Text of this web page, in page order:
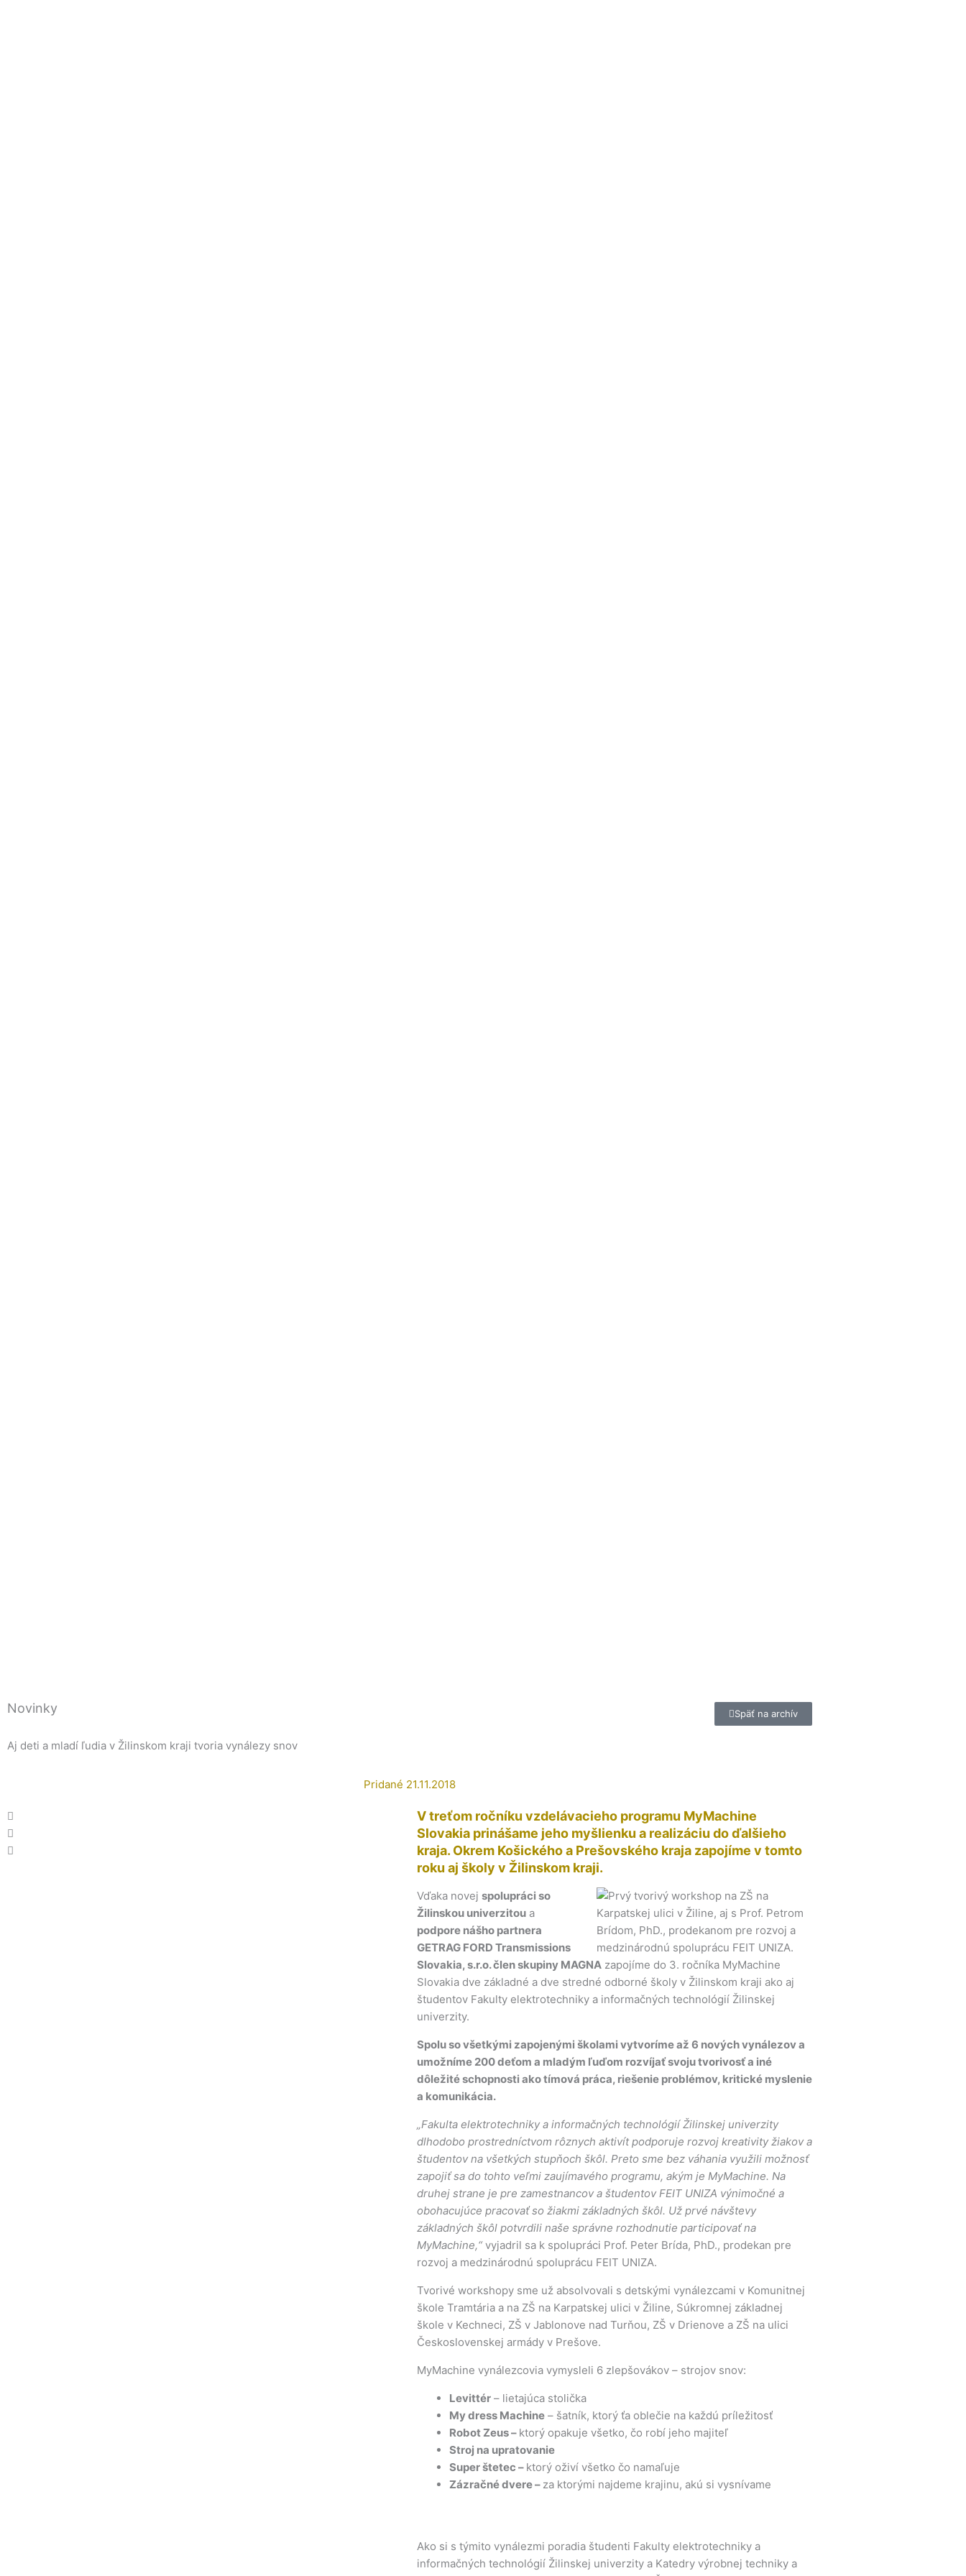
Novinky Späť na archív
Aj deti a mladí ľudia v Žilinskom kraji tvoria vynálezy snov
Pridané 21.11.2018
V treťom ročníku vzdelávacieho programu MyMachine
Slovakia prinášame jeho myšlienku a realizáciu do ďalšieho
kraja. Okrem Košického a Prešovského kraja zapojíme v tomto
roku aj školy v Žilinskom kraji.
Vďaka novej spolupráci so
Žilinskou univerzitou a
podpore nášho partnera
GETRAG FORD Transmissions
Slovakia, s.r.o. člen skupiny MAGNA zapojíme do 3. ročníka MyMachine
Slovakia dve základné a dve stredné odborné školy v Žilinskom kraji ako aj
študentov Fakulty elektrotechniky a informačných technológií Žilinskej
univerzity.
Spolu so všetkými zapojenými školami vytvoríme až 6 nových vynálezov a
umožníme 200 deťom a mladým ľuďom rozvíjať svoju tvorivosť a iné
dôležité schopnosti ako tímová práca, riešenie problémov, kritické myslenie
a komunikácia.
„Fakulta elektrotechniky a informačných technológií Žilinskej univerzity
dlhodobo prostredníctvom rôznych aktivít podporuje rozvoj kreativity žiakov a
študentov na všetkých stupňoch škôl. Preto sme bez váhania využili možnosť
zapojiť sa do tohto veľmi zaujímavého programu, akým je MyMachine. Na
druhej strane je pre zamestnancov a študentov FEIT UNIZA výnimočné a
obohacujúce pracovať so žiakmi základných škôl. Už prvé návštevy
základných škôl potvrdili naše správne rozhodnutie participovať na
MyMachine,“vyjadril sa k spolupráci Prof. Peter Brída, PhD., prodekan pre
rozvoj a medzinárodnú spoluprácu FEIT UNIZA.
Tvorivé workshopy sme už absolvovali s detskými vynálezcami v Komunitnej
škole Tramtária a na ZŠ na Karpatskej ulici v Žiline, Súkromnej základnej
škole v Kechneci, ZŠ v Jablonove nad Turňou, ZŠ v Drienove a ZŠ na ulici
Československej armády v Prešove.
MyMachine vynálezcovia vymysleli 6 zlepšovákov – strojov snov:
Levittér – lietajúca stolička
My dress Machine – šatník, ktorý ťa oblečie na každú príležitosť
Robot Zeus – ktorý opakuje všetko, čo robí jeho majiteľ
Stroj na upratovanie
Super štetec – ktorý oživí všetko čo namaľuje
Zázračné dvere – za ktorými najdeme krajinu, akú si vysnívame
Ako si s týmito vynálezmi poradia študenti Fakulty elektrotechniky a
informačných technológií Žilinskej univerzity a Katedry výrobnej techniky a